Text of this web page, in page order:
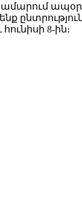
8-ին։